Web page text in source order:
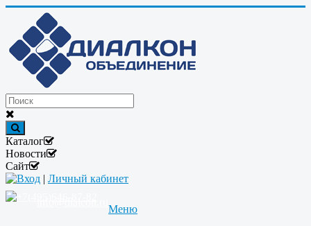
Каталог
Новости
Сайт
Вход | Личный кабинет
Меню